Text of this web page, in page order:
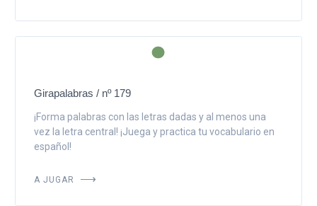
Girapalabras / nº 179
¡Forma palabras con las letras dadas y al menos una
vez la letra central! ¡Juega y practica tu vocabulario en
español!
A JUGAR